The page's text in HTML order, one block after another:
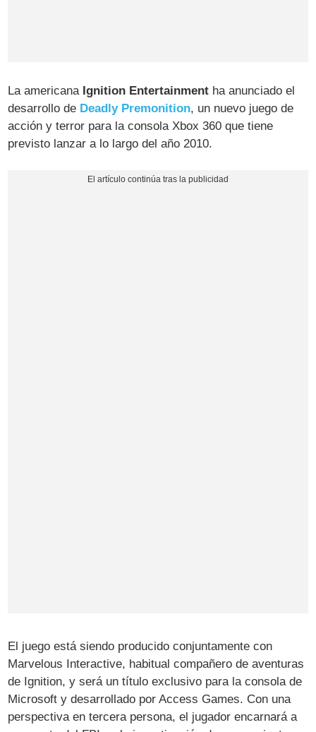
La americana Ignition Entertainment ha anunciado el
desarrollo de Deadly Premonition, un nuevo juego de
acción y terror para la consola Xbox 360 que tiene
previsto lanzar a lo largo del año 2010.
El juego está siendo producido conjuntamente con
Marvelous Interactive, habitual compañero de aventuras
de Ignition, y será un título exclusivo para la consola de
Microsoft y desarrollado por Access Games. Con una
perspectiva en tercera persona, el jugador encarnará a